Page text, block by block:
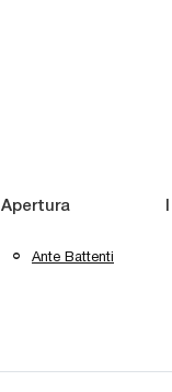
Apertura
Ante Battenti